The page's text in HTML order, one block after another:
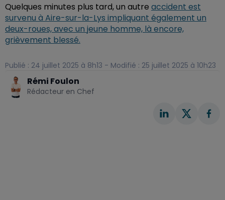
Quelques minutes plus tard, un autre accident est
survenu à Aire-sur-la-Lys impliquant également un
deux-roues, avec un jeune homme, là encore,
grièvement blessé.
Publié : 24 juillet 2025 à 8h13 - Modifié : 25 juillet 2025 à 10h23
Rémi Foulon
Rédacteur en Chef